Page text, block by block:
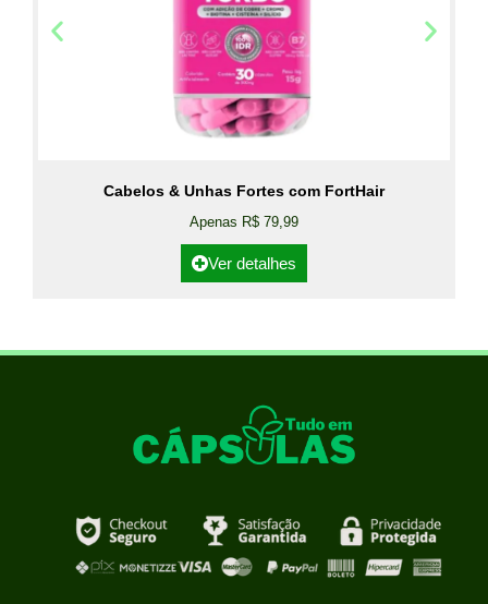
Cabelos & Unhas Fortes com FortHair
Apenas R$ 79,99
Ver detalhes